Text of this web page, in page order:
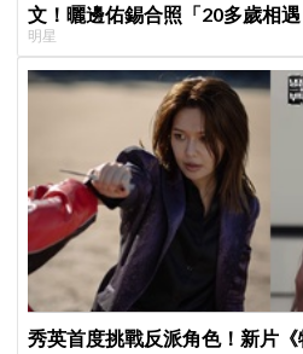
文！曬邊佑錫合照「20多歲相遇
一起站上頒獎舞台」
明星
秀英首度挑戰反派角色！新片